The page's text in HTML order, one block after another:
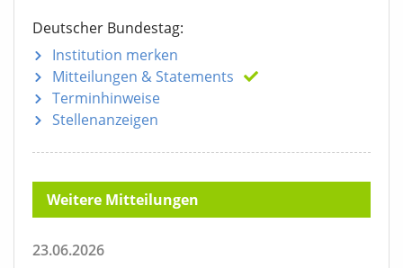
Deutscher Bundestag:
Institution merken
Mitteilungen & Statements
Terminhinweise
Stellenanzeigen
Weitere Mitteilungen
23.06.2026